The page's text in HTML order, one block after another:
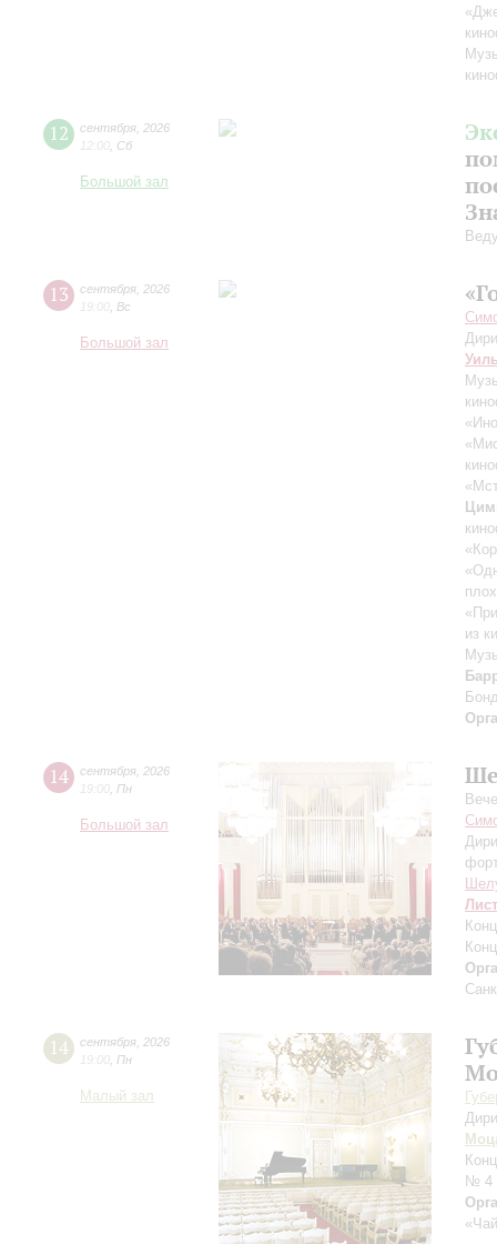
12 сентября 2026
12:00 Сб
Большой зал
13 сентября 2026
19:00 Вс
Большой зал
из
14 сентября 2026
19:00 Пн
Большой зал
Лист
14 сентября 2026
19:00 Пн
Малый зал
№ 4